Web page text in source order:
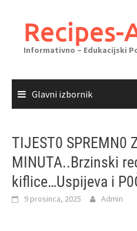
sadržajaRecipes-
Informativno – Edukacijski
Glavni izbornik
TIJEST0 SPREMN0
MINUTA..Brzinski
kiflice…Uspijeva i
9 prosinca, 2025 Admin